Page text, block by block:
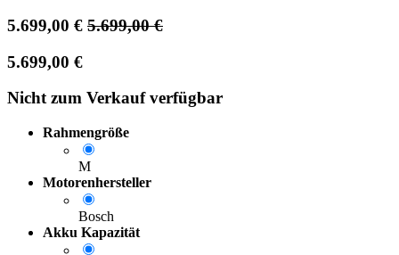
5.699,00 € 5.699,00€
5.699,00 €
Nicht zum Verkauf verfügbar
Rahmengröße
M
Motorenhersteller
Bosch
Akku Kapazität